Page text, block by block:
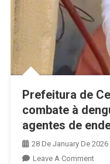
Prefeitura de
combate à
agentes de
28 De January De 2026
Leave A CommentOn